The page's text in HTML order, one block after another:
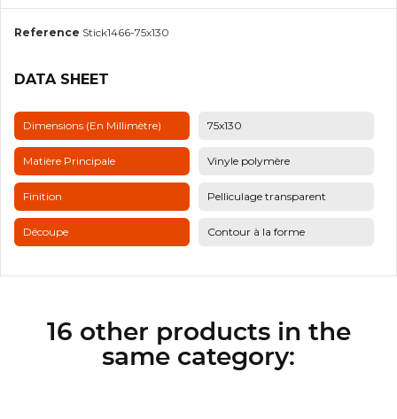
Reference Stick1466-75x130
DATA SHEET
Dimensions (en Millimètre) 75x130
Matière Principale Vinyle polymère
Finition Pelliculage transparent
Découpe Contour à la forme
16 other products in the
same category: